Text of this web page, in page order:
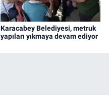
Karacabey Belediyesi, metruk
yapıları yıkmaya devam ediyor